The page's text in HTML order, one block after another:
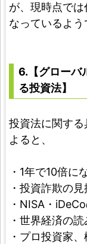
が、現時点で
なっているよう
6.【グローバ
る投資法】
投資法に関す
よると、
・1年で10倍に
・投資詐欺の
・NISA・
・世界経済の
・プロ投資家